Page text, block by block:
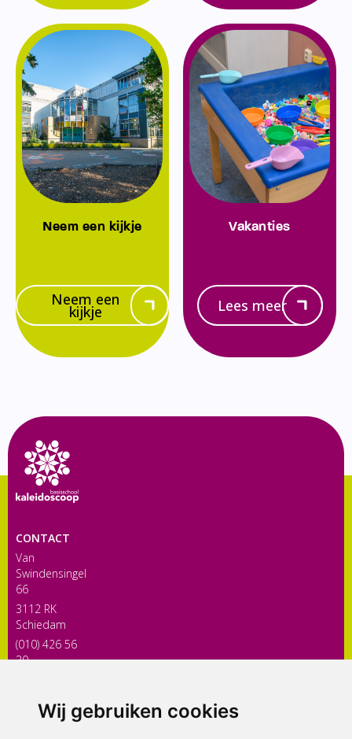
Wij gebruiken cookies
Neem een kijkje
Neem een
kijkje
Vakanties
Lees meer
CONTACT
Van
Swindensingel
66
3112 RK
Schiedam
(010) 426 56
30
ONDERDEEL VAN